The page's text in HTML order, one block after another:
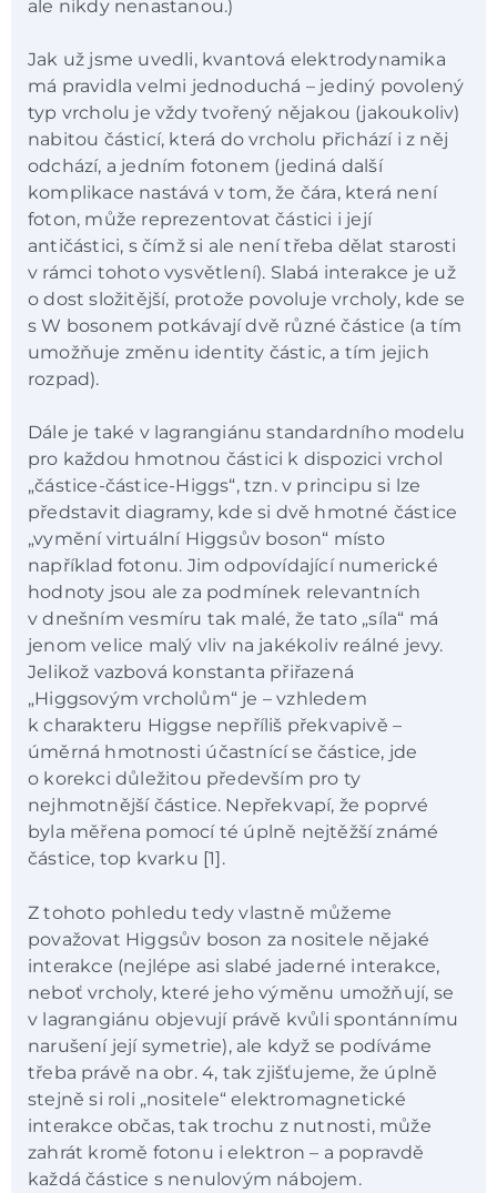
ale nikdy nenastanou.)
Jak už jsme uvedli, kvantová elektrodynamika
má pravidla velmi jednoduchá – jediný povolený
typ vrcholu je vždy tvořený nějakou (jakoukoliv)
nabitou částicí, která do vrcholu přichází i z něj
odchází, a jedním fotonem (jediná další
komplikace nastává v tom, že čára, která není
foton, může reprezentovat částici i její
antičástici, s čímž si ale není třeba dělat starosti
v rámci tohoto vysvětlení). Slabá interakce je už
o dost složitější, protože povoluje vrcholy, kde se
s W bosonem potkávají dvě různé částice (a tím
umožňuje změnu identity částic, a tím jejich
rozpad).
Dále je také v lagrangiánu standardního modelu
pro každou hmotnou částici k dispozici vrchol
„částice-částice-Higgs“, tzn. v principu si lze
představit diagramy, kde si dvě hmotné částice
„vymění virtuální Higgsův boson“ místo
například fotonu. Jim odpovídající numerické
hodnoty jsou ale za podmínek relevantních
v dnešním vesmíru tak malé, že tato „síla“ má
jenom velice malý vliv na jakékoliv reálné jevy.
Jelikož vazbová konstanta přiřazená
„Higgsovým vrcholům“ je – vzhledem
k charakteru Higgse nepříliš překvapivě –
úměrná hmotnosti účastnící se částice, jde
o korekci důležitou především pro ty
nejhmotnější částice. Nepřekvapí, že poprvé
byla měřena pomocí té úplně nejtěžší známé
částice, top kvarku [1].
Z tohoto pohledu tedy vlastně můžeme
považovat Higgsův boson za nositele nějaké
interakce (nejlépe asi slabé jaderné interakce,
neboť vrcholy, které jeho výměnu umožňují, se
v lagrangiánu objevují právě kvůli spontánnímu
narušení její symetrie), ale když se podíváme
třeba právě na obr. 4, tak zjišťujeme, že úplně
stejně si roli „nositele“ elektromagnetické
interakce občas, tak trochu z nutnosti, může
zahrát kromě fotonu i elektron – a popravdě
každá částice s nenulovým nábojem.